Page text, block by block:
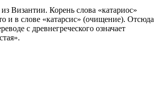
Византии. Корень слова «катариос»
и в слове «катарсис» (очищение). Отсюда
с древнегреческого означает